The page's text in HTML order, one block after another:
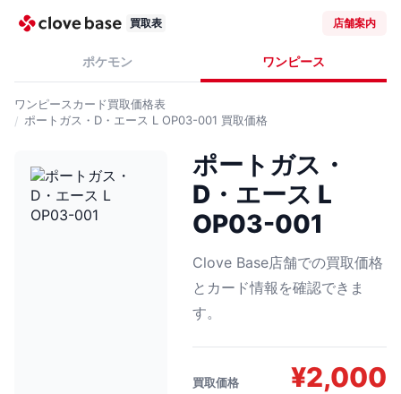
買取表 店舗案内
ポケモン ワンピース
ワンピースカード買取価格表
ポートガス・D・エース L OP03-001 買取価格
ポートガス・
D・エース L
OP03-001
Clove Base店舗での買取価格
とカード情報を確認できま
す。
買取価格 ¥2,000